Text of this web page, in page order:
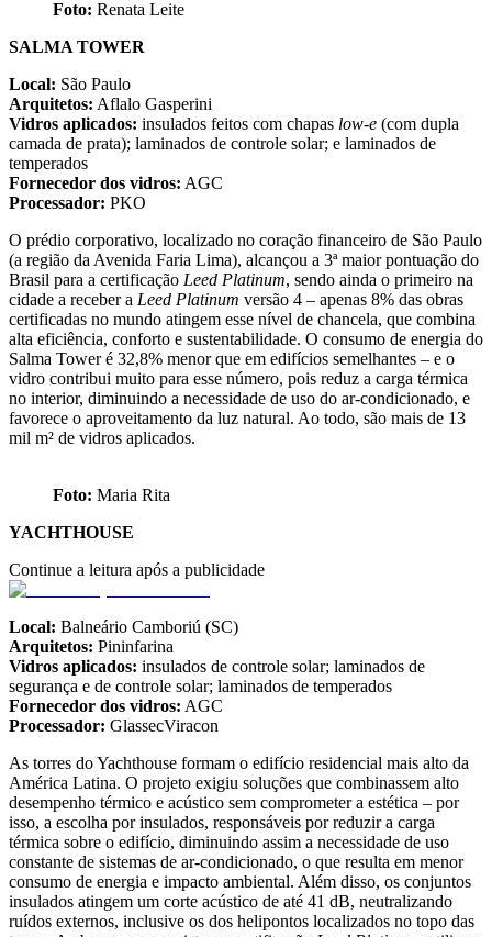
Foto: Renata Leite
SALMA TOWER
Local: São Paulo
Arquitetos: Aflalo Gasperini
Vidros aplicados: insulados feitos com chapas low-e (com dupla
camada de prata); laminados de controle solar; e laminados de
temperados
Fornecedor dos vidros: AGC
Processador: PKO
O prédio corporativo, localizado no coração financeiro de São Paulo
(a região da Avenida Faria Lima), alcançou a 3ª maior pontuação do
Brasil para a certificação Leed Platinum, sendo ainda o primeiro na
cidade a receber a Leed Platinum versão 4 – apenas 8% das obras
certificadas no mundo atingem esse nível de chancela, que combina
alta eficiência, conforto e sustentabilidade. O consumo de energia do
Salma Tower é 32,8% menor que em edifícios semelhantes – e o
vidro contribui muito para esse número, pois reduz a carga térmica
no interior, diminuindo a necessidade de uso do ar-condicionado, e
favorece o aproveitamento da luz natural. Ao todo, são mais de 13
mil m² de vidros aplicados.
Foto: Maria Rita
YACHTHOUSE
Continue a leitura após a publicidade
Local: Balneário Camboriú (SC)
Arquitetos: Pininfarina
Vidros aplicados: insulados de controle solar; laminados de
segurança e de controle solar; laminados de temperados
Fornecedor dos vidros: AGC
Processador: GlassecViracon
As torres do Yachthouse formam o edifício residencial mais alto da
América Latina. O projeto exigiu soluções que combinassem alto
desempenho térmico e acústico sem comprometer a estética – por
isso, a escolha por insulados, responsáveis por reduzir a carga
térmica sobre o edifício, diminuindo assim a necessidade de uso
constante de sistemas de ar-condicionado, o que resulta em menor
consumo de energia e impacto ambiental. Além disso, os conjuntos
insulados atingem um corte acústico de até 41 dB, neutralizando
ruídos externos, inclusive os dos helipontos localizados no topo das